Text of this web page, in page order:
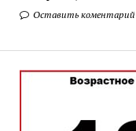
Оставить коментарий